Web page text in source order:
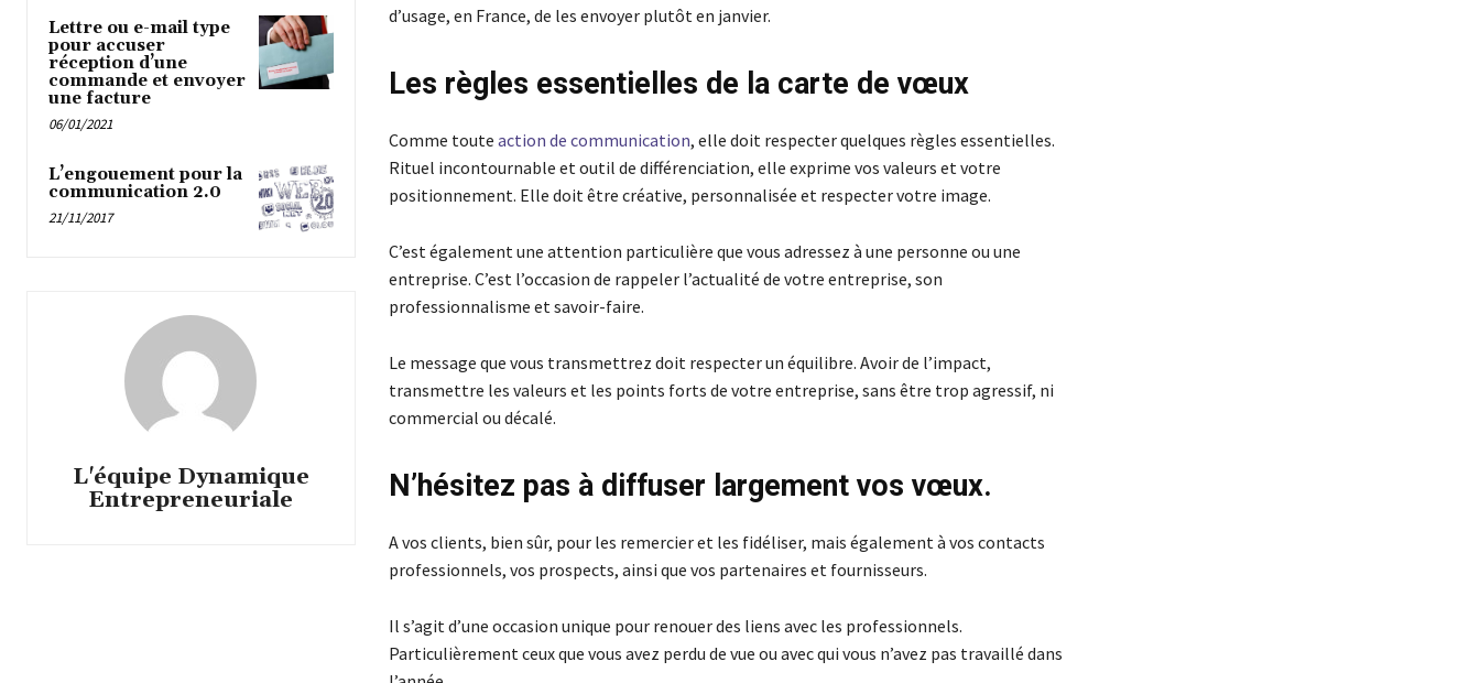
Lettre ou e-mail type
pour accuser
réception d’une
commande et envoyer
une facture
06/01/2021
L’engouement pour la
communication 2.0
21/11/2017
L'équipe Dynamique
Entrepreneuriale
d’usage, en France, de les envoyer plutôt en janvier.
Les règles essentielles de la carte de vœux
Comme toute action de communication, elle doit respecter quelques règles essentielles.
Rituel incontournable et outil de différenciation, elle exprime vos valeurs et votre
positionnement. Elle doit être créative, personnalisée et respecter votre image.
C’est également une attention particulière que vous adressez à une personne ou une
entreprise. C’est l’occasion de rappeler l’actualité de votre entreprise, son
professionnalisme et savoir-faire.
Le message que vous transmettrez doit respecter un équilibre. Avoir de l’impact,
transmettre les valeurs et les points forts de votre entreprise, sans être trop agressif, ni
commercial ou décalé.
N’hésitez pas à diffuser largement vos vœux.
A vos clients, bien sûr, pour les remercier et les fidéliser, mais également à vos contacts
professionnels, vos prospects, ainsi que vos partenaires et fournisseurs.
Il s’agit d’une occasion unique pour renouer des liens avec les professionnels.
Particulièrement ceux que vous avez perdu de vue ou avec qui vous n’avez pas travaillé dans